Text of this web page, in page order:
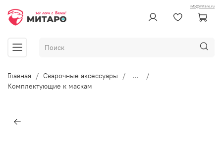
info@mitaro.ru
Главная Сварочные аксессуары
...
Комплектующие к маскам